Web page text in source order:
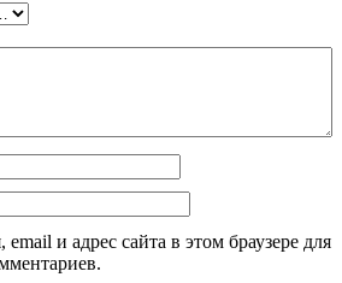
и адрес сайта в этом браузере для